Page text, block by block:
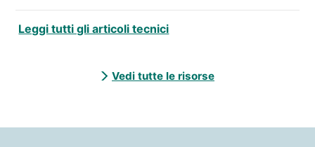
Leggi tutti gli articoli tecnici
Vedi tutte le risorse